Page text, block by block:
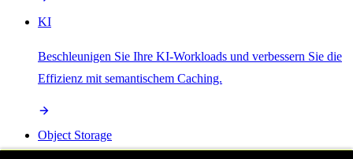
KI
Beschleunigen Sie Ihre KI-Workloads und verbessern Sie die
Effizienz mit semantischem Caching.
Object Storage